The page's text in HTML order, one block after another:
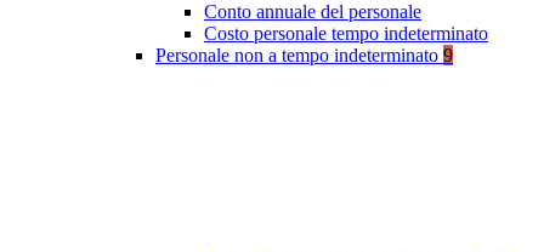
Conto annuale del personale
Costo personale tempo indeterminato
Personale non a tempo indeterminato 9